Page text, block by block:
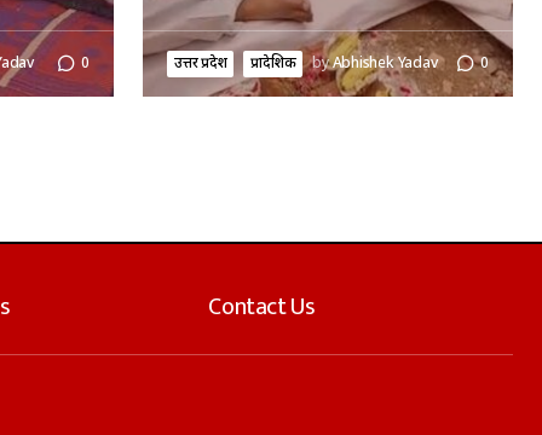
0 उत्तर प्रदेश प्रादेशिक byAbhishek Yadav 0
Contact Us